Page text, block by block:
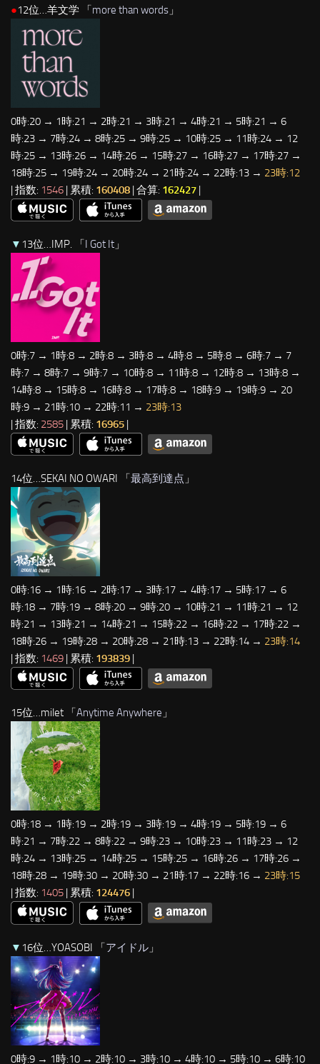
●12位…羊文学 「more than words 」
0時:20 → 1時:21 → 2時:21 → 3時:21 → 4時:21 → 5時:21 → 6
時:23 → 7時:24 → 8時:25 → 9時:25 → 10時:25 → 11時:24 → 12
時:25 → 13時:26 → 14時:26 → 15時:27 → 16時:27 → 17時:27 →
18時:25 → 19時:24 → 20時:24 → 21時:24 → 22時:13 → 23時:12
| 指数: 1546 | 累積: 160408 | 合算: 162427 |
▼ 13位…IMP. 「I Got It 」
0時:7 → 1時:8 → 2時:8 → 3時:8 → 4時:8 → 5時:8 → 6時:7 → 7
時:7 → 8時:7 → 9時:7 → 10時:8 → 11時:8 → 12時:8 → 13時:8 →
14時:8 → 15時:8 → 16時:8 → 17時:8 → 18時:9 → 19時:9 → 20
時:9 → 21時:10 → 22時:11 → 23時:13
| 指数: 2585 | 累積: 16965 |
14位…SEKAI NO OWARI 「最高到達点 」
0時:16 → 1時:16 → 2時:17 → 3時:17 → 4時:17 → 5時:17 → 6
時:18 → 7時:19 → 8時:20 → 9時:20 → 10時:21 → 11時:21 → 12
時:21 → 13時:21 → 14時:21 → 15時:22 → 16時:22 → 17時:22 →
18時:26 → 19時:28 → 20時:28 → 21時:13 → 22時:14 → 23時:14
| 指数: 1469 | 累積: 193839 |
15位…milet 「 Anytime Anywhere 」
0時:18 → 1時:19 → 2時:19 → 3時:19 → 4時:19 → 5時:19 → 6
時:21 → 7時:22 → 8時:22 → 9時:23 → 10時:23 → 11時:23 → 12
時:24 → 13時:25 → 14時:25 → 15時:25 → 16時:26 → 17時:26 →
18時:28 → 19時:30 → 20時:30 → 21時:17 → 22時:16 → 23時:15
| 指数: 1405 | 累積: 124476
▼ 16位…YOASOBI 「アイドル 」
0時:9 → 1時:10 → 2時:10 → 3時:10 → 4時:10 → 5時:10 → 6時:10